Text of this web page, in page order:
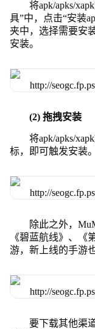
将apk/apks/
具”中，点击“安装
夹中，选择需要安
安装。
(2) 拖拽安装
将apk/apks/
标，即可触发安装。
除此之外，
《碧蓝航线》、《
游，新上线的手游
要下载其他渠